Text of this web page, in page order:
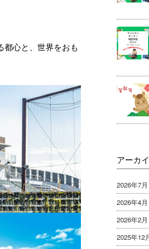
心と、 世界をおも
アーカ
2026年7月
2026年4月
2026年2月
2025年12